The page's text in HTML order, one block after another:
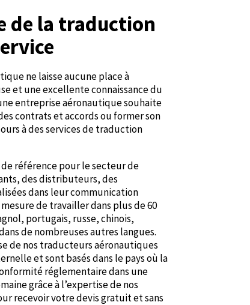
de la traduction
ne laisse aucune place à
et une excellente connaissance du
entreprise aéronautique souhaite
contrats et accords ou former son
à des services de traduction
de référence pour le secteur de
des distributeurs, des
dans leur communication
de travailler dans plus de 60
portugais, russe, chinois,
de nombreuses autres langues.
de nos traducteurs aéronautiques
et sont basés dans le pays où la
réglementaire dans une
grâce à l’expertise de nos
recevoir votre devis gratuit et sans